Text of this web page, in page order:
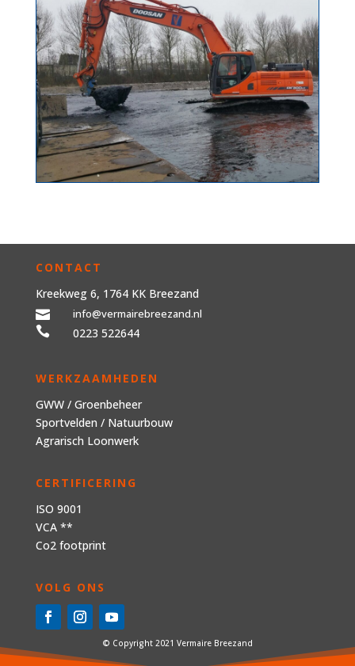
CONTACT
Kreekweg 6, 1764 KK Breezand

info@vermairebreezand.nl

0223 522644
WERKZAAMHEDEN
GWW/ Groenbeheer
Sportvelden / Natuurbouw
Agrarisch Loonwerk
CERTIFICERING
ISO 9001
VCA **
Co2 footprint
VOLG ONS
© Copyright 2021 Vermaire Breezand